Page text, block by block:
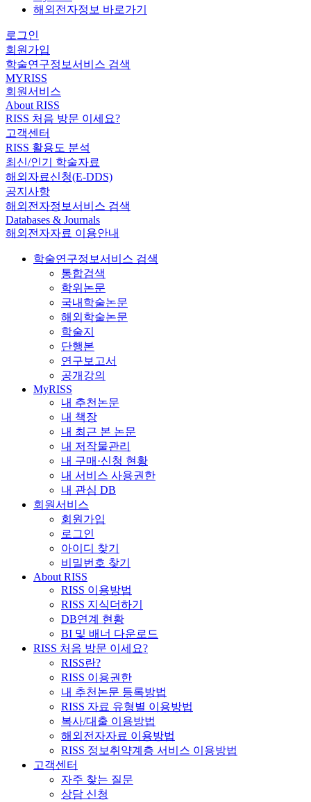
해외전자정보 바로가기
로그인
회원가입
학술연구정보서비스 검색
MYRISS
회원서비스
About RISS
RISS 처음 방문 이세요?
고객센터
RISS 활용도 분석
최신/인기 학술자료
해외자료신청(E-DDS)
공지사항
해외전자정보서비스 검색
Databases & Journals
해외전자자료 이용안내
학술연구정보서비스 검색
통합검색
학위논문
국내학술논문
해외학술논문
학술지
단행본
연구보고서
공개강의
MyRISS
내 추천논문
내 책장
내 최근 본 논문
내 저작물관리
내 구매·신청 현황
내 서비스 사용권한
내 관심 DB
회원서비스
회원가입
로그인
아이디 찾기
비밀번호 찾기
About RISS
RISS 이용방법
RISS 지식더하기
DB연계 현황
BI 및 배너 다운로드
RISS 처음 방문 이세요?
RISS란?
RISS 이용권한
내 추천논문 등록방법
RISS 자료 유형별 이용방법
복사/대출 이용방법
해외전자자료 이용방법
RISS 정보취약계층 서비스 이용방법
고객센터
자주 찾는 질문
상담 신청